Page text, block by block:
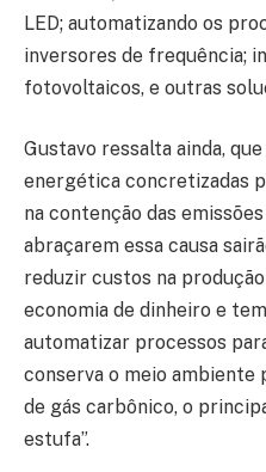
LED; automatizando os
inversores de frequência;
fotovoltaicos, e outras
Gustavo ressalta ainda,
energética concretizadas
na contenção das
abraçarem essa causa
reduzir custos na
economia de dinheiro e
automatizar processos
conserva o meio ambiente
de gás carbônico, o
estufa”.